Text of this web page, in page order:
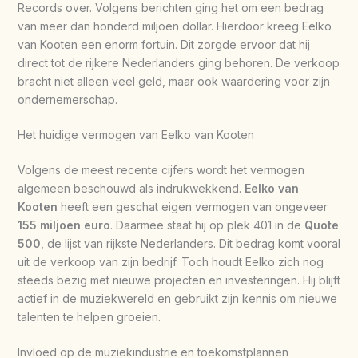
Records over. Volgens berichten ging het om een bedrag
van meer dan honderd miljoen dollar. Hierdoor kreeg Eelko
van Kooten een enorm fortuin. Dit zorgde ervoor dat hij
direct tot de rijkere Nederlanders ging behoren. De verkoop
bracht niet alleen veel geld, maar ook waardering voor zijn
ondernemerschap.
Het huidige vermogen van Eelko van Kooten
Volgens de meest recente cijfers wordt het vermogen
algemeen beschouwd als indrukwekkend. Eelko van
Kooten heeft een geschat eigen vermogen van ongeveer
155 miljoen euro. Daarmee staat hij op plek 401 in de Quote
500 , de lijst van rijkste Nederlanders. Dit bedrag komt vooral
uit de verkoop van zijn bedrijf. Toch houdt Eelko zich nog
steeds bezig met nieuwe projecten en investeringen. Hij blijft
actief in de muziekwereld en gebruikt zijn kennis om nieuwe
talenten te helpen groeien.
Invloed op de muziekindustrie en toekomstplannen